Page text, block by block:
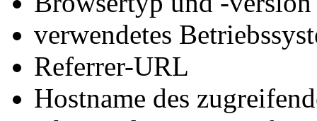
verwendetes
Referrer-URL
Hostname des